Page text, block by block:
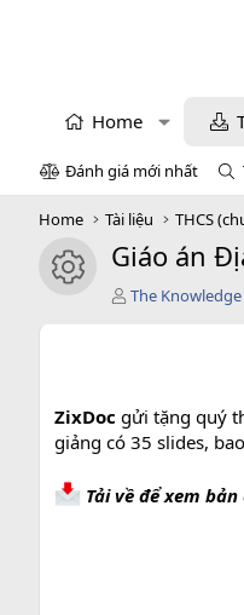
Home
Đánh giá mới nhất
Home Tài liệu THCS
icon tài
Giáo án
T
The Knowledge
ZixDoc gửi tặng quý
giảng có 35 slides,
Tải về để xem